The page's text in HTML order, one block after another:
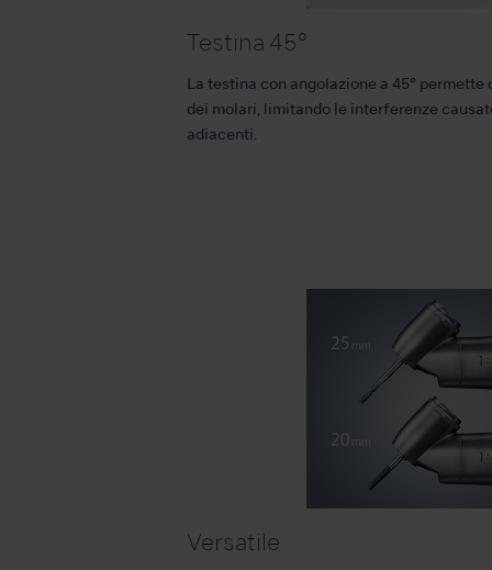
Testina 45°
La testina con angolazione a 45°
dei molari, limitando le interferenze
adiacenti.
Versatile